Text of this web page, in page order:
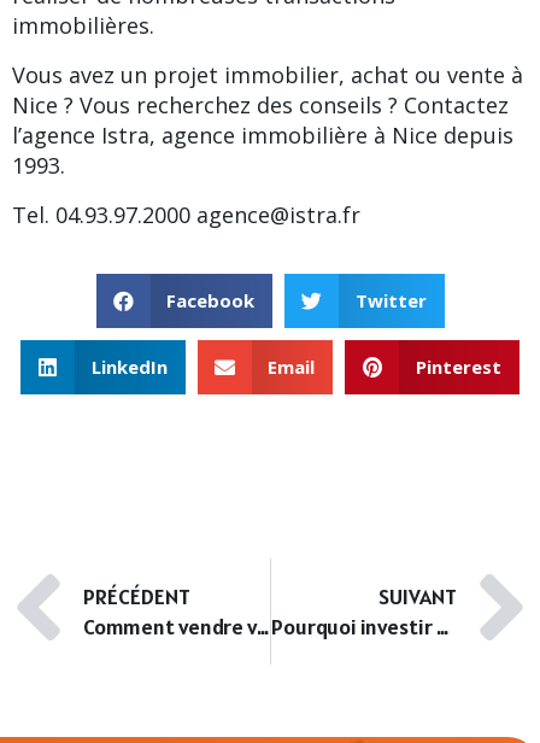
immobilières.
Vous avez un projet immobilier, achat ou vente à
Nice ? Vous recherchez des conseils ? Contactez
l’agence Istra, agence immobilière à Nice depuis
1993.
Tel. 04.93.97.2000 agence@istra.fr
Facebook Twitter
LinkedIn Email Pinterest
PRÉCÉDENT
Comment vendre votre appartement en une semaine ?
SUIVANT
Pourquoi investir dans un bien immobilier déjà loué ?